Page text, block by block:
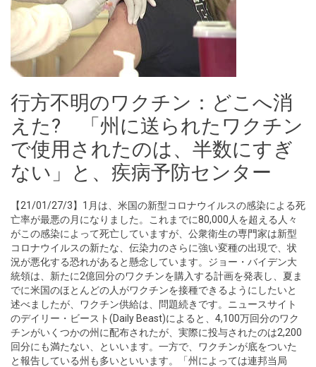
行方不明のワクチン：どこへ消
えた? 「州に送られたワクチン
で使用されたのは、半数にすぎ
ない」と、疾病予防センター
【21/01/27/3】1月は、米国の新型コロナウイルスの感染による死
亡率が最悪の月になりました。これまでに80,000人を超える人々
がこの感染によって死亡していますが、公衆衛生の専門家は新型
コロナウイルスの新たな、伝染力のさらに強い変種の出現で、状
況が悪化する恐れがあると懸念しています。ジョー・バイデン大
統領は、新たに2億回分のワクチンを購入する計画を発表し、夏ま
でに米国のほとんどの人がワクチンを接種できるようにしたいと
述べましたが、ワクチン供給は、問題続きです。ニュースサイト
のデイリー・ビースト(Daily Beast)によると、4,100万回分のワク
チンがいくつかの州に配布されたが、実際に投与されたのは2,200
回分にも満たない、といいます。一方で、ワクチンが底をついた
と報告している州も多いといいます。「州によっては連邦当局